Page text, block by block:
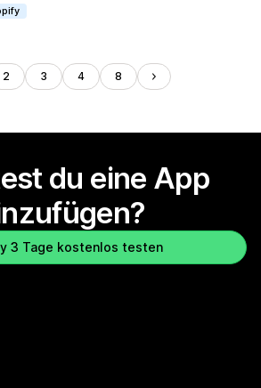
2 3 4 8
du eine App
3 Tage kostenlos testen